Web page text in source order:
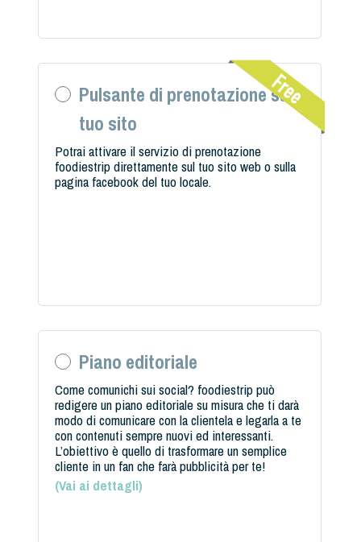
Pulsante di prenotazione sul
tuo sito
Potrai attivare il servizio di prenotazione
foodiestrip direttamente sul tuo sito web o sulla
pagina facebook del tuo locale.
Piano editoriale
Come comunichi sui social? foodiestrip può
redigere un piano editoriale su misura che ti darà
modo di comunicare con la clientela e legarla a te
con contenuti sempre nuovi ed interessanti.
L’obiettivo è quello di trasformare un semplice
cliente in un fan che farà pubblicità per te!
(Vai ai dettagli)